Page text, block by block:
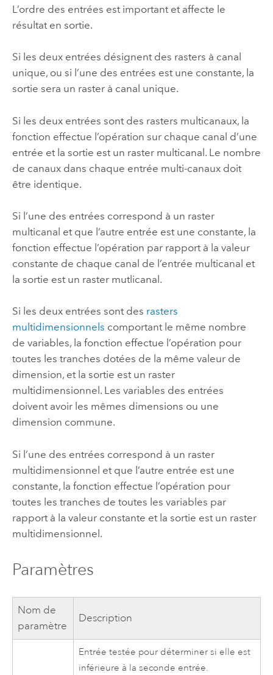
L’ordre des entrées est important et affecte le
résultat en sortie.
Si les deux entrées désignent des rasters à canal
unique, ou si l’une des entrées est une constante, la
sortie sera un raster à canal unique.
Si les deux entrées sont des rasters multicanaux, la
fonction effectue l’opération sur chaque canal d’une
entrée et la sortie est un raster multicanal. Le nombre
de canaux dans chaque entrée multi-canaux doit
être identique.
Si l’une des entrées correspond à un raster
multicanal et que l’autre entrée est une constante, la
fonction effectue l’opération par rapport à la valeur
constante de chaque canal de l’entrée multicanal et
la sortie est un raster mutlicanal.
Si les deux entrées sont des rasters
multidimensionnels comportant le même nombre
de variables, la fonction effectue l’opération pour
toutes les tranches dotées de la même valeur de
dimension, et la sortie est un raster
multidimensionnel. Les variables des entrées
doivent avoir les mêmes dimensions ou une
dimension commune.
Si l’une des entrées correspond à un raster
multidimensionnel et que l’autre entrée est une
constante, la fonction effectue l’opération pour
toutes les tranches de toutes les variables par
rapport à la valeur constante et la sortie est un raster
multidimensionnel.
Paramètres
Nom de
paramètre
Description
Entrée testée pour déterminer si elle est
inférieure à la seconde entrée.